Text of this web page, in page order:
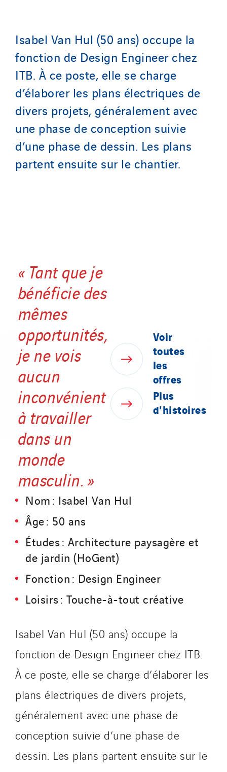
Isabel Van Hul (50 ans) occupe la
fonction de Design Engineer chez
ITB. À ce poste, elle se charge
d’élaborer les plans électriques de
divers projets, généralement avec
une phase de conception suivie
d’une phase de dessin. Les plans
partent ensuite sur le chantier.
« Tant que je
bénéficie des
mêmes
opportunités,
je ne vois
aucun
inconvénient
à travailler
dans un
monde
masculin. »
Voir
toutes
les
offres
Plus
d'histoires
Nom : Isabel Van Hul
Âge : 50 ans
Études : Architecture paysagère et
de jardin (HoGent)
Fonction : Design Engineer
Loisirs : Touche-à-tout créative
Isabel Van Hul (50 ans) occupe la
fonction de Design Engineer chez ITB.
À ce poste, elle se charge d’élaborer les
plans électriques de divers projets,
généralement avec une phase de
conception suivie d’une phase de
dessin. Les plans partent ensuite sur le